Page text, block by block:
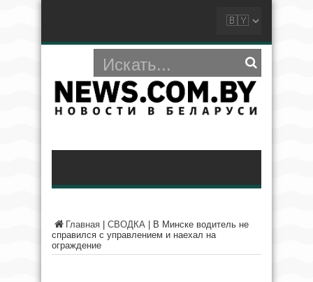
Главная СВОДКА
В Минске водитель не
справился с управлением и наехал на
ограждение